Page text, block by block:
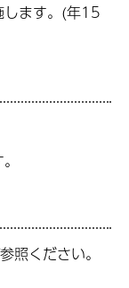
ます。(年15
照ください。